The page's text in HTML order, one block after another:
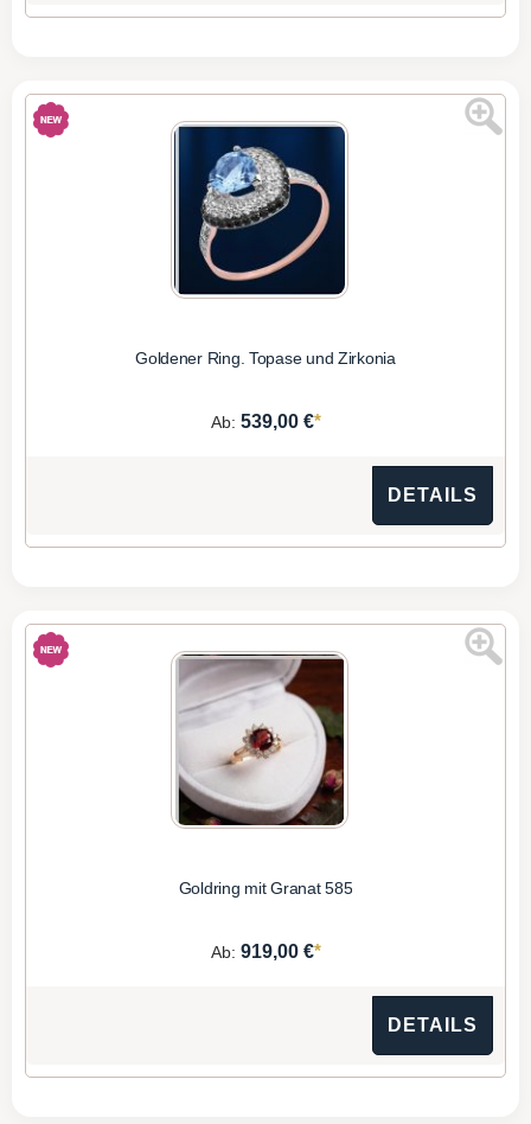
Goldener Ring. Topase und Zirkonia
Ab: 539,00 €*
DETAILS
Goldring mit Granat 585
Ab: 919,00 €*
DETAILS